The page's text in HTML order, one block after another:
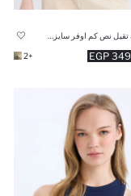
تيشيرت بيزك تقيل نص كم اوفر سايز برقبة مستديرة
349 EGP
+2